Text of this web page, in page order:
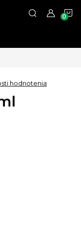
hodnotenia